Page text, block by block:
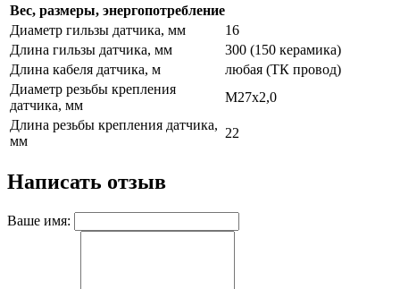
Вес, размеры, энергопотребление
Диаметр гильзы датчика, мм
16
Длина гильзы датчика, мм
300 (150 керамика)
Длина кабеля датчика, м
любая (ТК провод)
Диаметр резьбы крепления
датчика, мм
М27х2,0
Длина резьбы крепления датчика,
мм
22
Написать отзыв
Ваше имя: